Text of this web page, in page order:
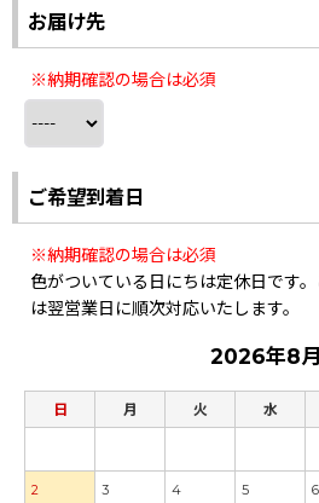
お届け先
※納期確認の場合は必須
ご希望到着日
※納期確認の場合は必須
色がついている日にちは定休日です
は翌営業日に順次対応いたします。
2026年8月
日 月 火 水
2 3 4 5 6